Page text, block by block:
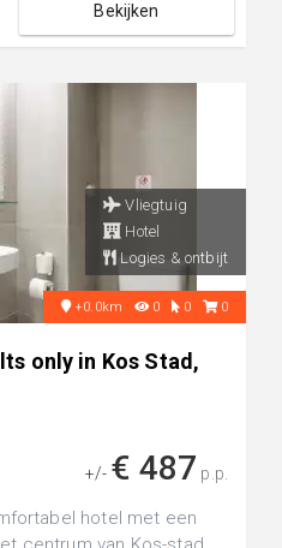
Bekijken
Vliegtuig
Hotel
Logies & ontbijt
+0.0km 0 0 0
only in Kos Stad,
+/- € 487 p.p.
hotel met een